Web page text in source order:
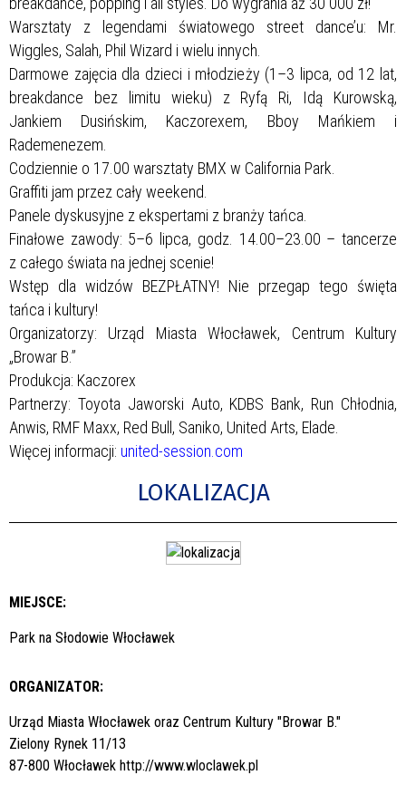
Warsztaty z legendami światowego street dance’u: Mr.
Wiggles, Salah, Phil Wizard i wielu innych.
Darmowe zajęcia dla dzieci i młodzieży (1–3 lipca, od 12 lat,
breakdance bez limitu wieku) z Ryfą Ri, Idą Kurowską,
Jankiem Dusińskim, Kaczorexem, Bboy Mańkiem i
Rademenezem.
Codziennie o 17.00 warsztaty BMX w California Park.
Graffiti jam przez cały weekend.
Panele dyskusyjne z ekspertami z branży tańca.
Finałowe zawody: 5–6 lipca, godz. 14.00–23.00 – tancerze
z całego świata na jednej scenie!
Wstęp dla widzów BEZPŁATNY! Nie przegap tego święta
tańca i kultury!
Organizatorzy: Urząd Miasta Włocławek, Centrum Kultury
„Browar B.”
Produkcja: Kaczorex
Partnerzy: Toyota Jaworski Auto, KDBS Bank, Run Chłodnia,
Anwis, RMF Maxx, Red Bull, Saniko, United Arts, Elade.
Więcej informacji: united-session.com
LOKALIZACJA
MIEJSCE:
Park na Słodowie Włocławek
ORGANIZATOR:
Urząd Miasta Włocławek oraz Centrum Kultury "Browar B."
Zielony Rynek 11/13
87-800 Włocławek http://www.wloclawek.pl